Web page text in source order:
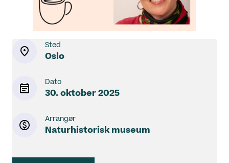
Sted
Oslo
Dato
30. oktober 2025
Arrangør
Naturhistorisk museum